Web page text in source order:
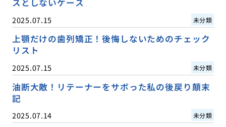
スとしないケース
2025.07.15 未分類
上顎だけの歯列矯正！後悔しないためのチェック
リスト
2025.07.15 未分類
油断大敵！リテーナーをサボった私の後戻り顛末
記
2025.07.14 未分類